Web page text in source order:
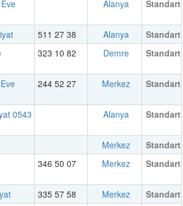
Alanya Standart
511 27 38 Alanya
Standart
323 10 82 Demre Standart
244 52 27 Merkez Standart
0543
Alanya Standart
Merkez
Standart
346 50 07 Merkez Standart
335 57 58 Merkez
Standart